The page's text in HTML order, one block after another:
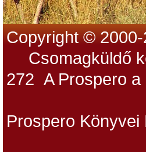
Copyright ©
Csomagküldő
272 A Prospero a
Prospero Könyvei